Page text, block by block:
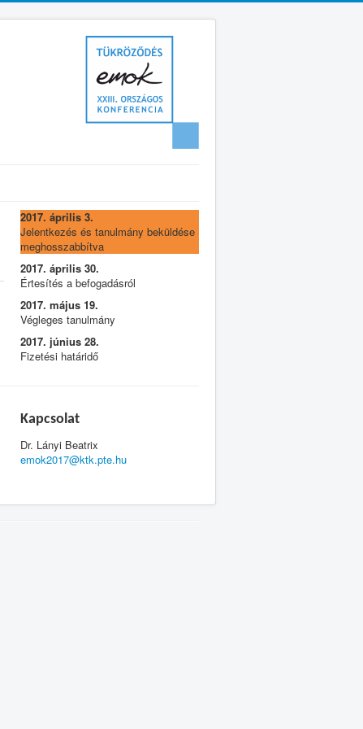
2017. április 3.
Jelentkezés és tanulmány beküldése
meghosszabbítva
2017. április 30.
Értesítés a befogadásról
2017. május 19.
Végleges tanulmány
2017. június 28.
Fizetési határidő
Kapcsolat
Dr. Lányi Beatrix
emok2017@ktk.pte.hu